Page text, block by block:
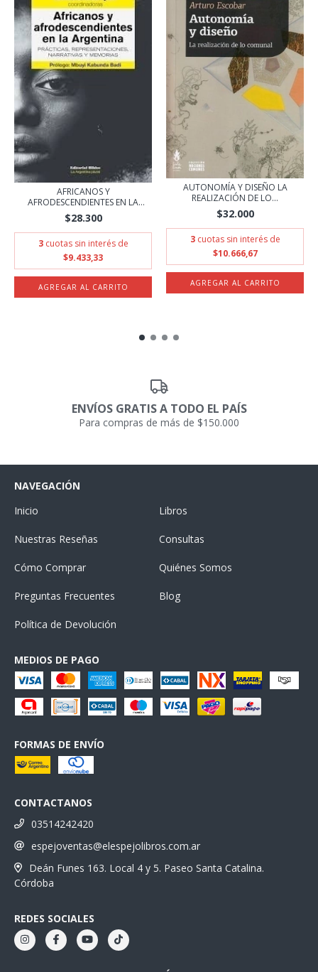
AFRICANOS Y
AFRODESCENDIENTES EN LA
ARGE...
$28.300
3 cuotas sin interés de
$9.433,33
AUTONOMÍA Y DISEÑO LA
REALIZACIÓN DE LO...
$32.000
3 cuotas sin interés de
$10.666,67
ENVÍOS GRATIS A TODO EL PAÍS
Para compras de más de $150.000
NAVEGACIÓN
Inicio
Libros
Nuestras Reseñas Consultas
Cómo Comprar Quiénes Somos
Preguntas Frecuentes Blog
Política de Devolución
MEDIOS DE PAGO
FORMAS DE ENVÍO
CONTACTANOS
03514242420
espejoventas@elespejolibros.com.ar
Deán Funes 163. Local 4 y 5. Paseo Santa Catalina.
Córdoba
REDES SOCIALES